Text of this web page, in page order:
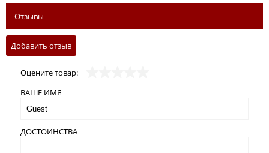
Отзывы
Добавить отзыв
Оцените товар:
ВАШЕ ИМЯ
ДОСТОИНСТВА